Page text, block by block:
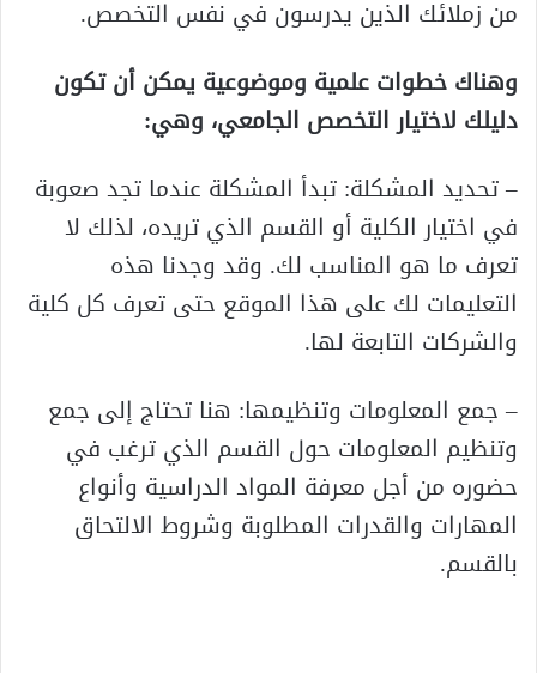
من زملائك الذين يدرسون في نفس التخصص.
وهناك خطوات علمية وموضوعية يمكن أن تكون
دليلك لاختيار التخصص الجامعي، وهي:
– تحديد المشكلة: تبدأ المشكلة عندما تجد صعوبة
في اختيار الكلية أو القسم الذي تريده، لذلك لا
تعرف ما هو المناسب لك. وقد وجدنا هذه
التعليمات لك على هذا الموقع حتى تعرف كل كلية
والشركات التابعة لها.
– جمع المعلومات وتنظيمها: هنا تحتاج إلى جمع
وتنظيم المعلومات حول القسم الذي ترغب في
حضوره من أجل معرفة المواد الدراسية وأنواع
المهارات والقدرات المطلوبة وشروط الالتحاق
بالقسم.